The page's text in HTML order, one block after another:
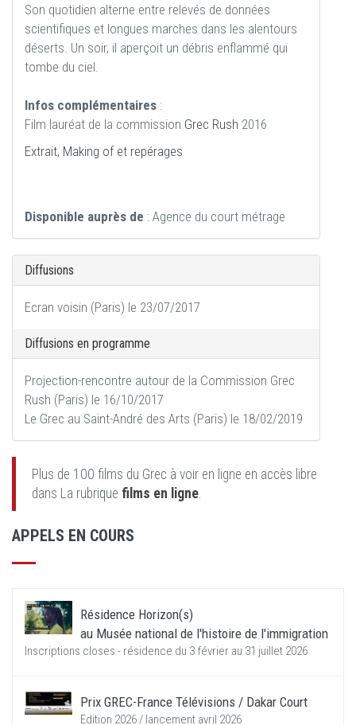
Son quotidien alterne entre relevés de données
scientifiques et longues marches dans les alentours
déserts. Un soir, il aperçoit un débris enflammé qui
tombe du ciel.
Infos complémentaires :
Film lauréat de la commission Grec Rush 2016
Extrait, Making of et repérages
Disponible auprès de : Agence du court métrage
Diffusions
Ecran voisin (Paris) le 23/07/2017
Diffusions en programme
Projection-rencontre autour de la Commission Grec
Rush (Paris) le 16/10/2017
Le Grec au Saint-André des Arts (Paris) le 18/02/2019
Plus de 100 films du Grec à voir en ligne en accès libre
dans La rubrique films en ligne.
APPELS EN COURS
Résidence Horizon(s)
au Musée national de l'histoire de l'immigration
Inscriptions closes - résidence du 3 février au 31 juillet 2026
Prix GREC-France Télévisions / Dakar Court
Edition 2026 / lancement avril 2026